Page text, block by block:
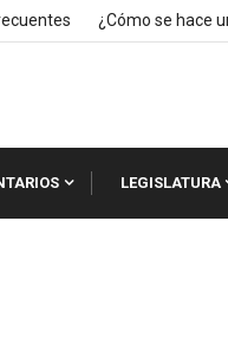
¿Cómo se hace
LEGISLATURA